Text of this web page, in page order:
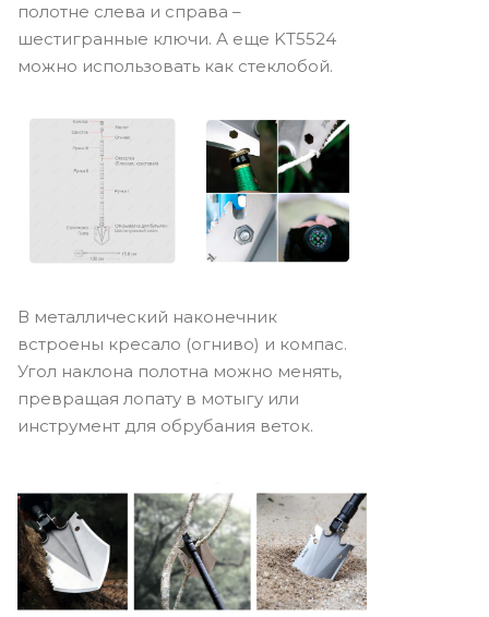
полотне слева и справа –
шестигранные ключи. А еще KT5524
можно использовать как стеклобой.
В металлический наконечник
встроены кресало (огниво) и компас.
Угол наклона полотна можно менять,
превращая лопату в мотыгу или
инструмент для обрубания веток.